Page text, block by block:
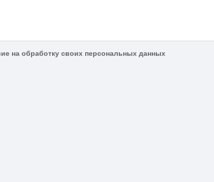
на обработку своих персональных данных